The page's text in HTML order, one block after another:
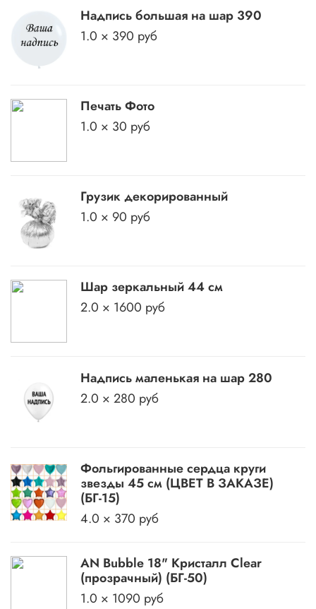
Надпись большая на шар 390
1.0 × 390 руб
Печать Фото
1.0 × 30 руб
Грузик декорированный
1.0 × 90 руб
Шар зеркальный 44 см
2.0 × 1600 руб
Надпись маленькая на шар 280
2.0 × 280 руб
Фольгированные сердца круги
звезды 45 см (ЦВЕТ В ЗАКАЗЕ)
(БГ-15)
4.0 × 370 руб
AN Bubble 18" Кристалл Clear
(прозрачный) (БГ-50)
1.0 × 1090 руб